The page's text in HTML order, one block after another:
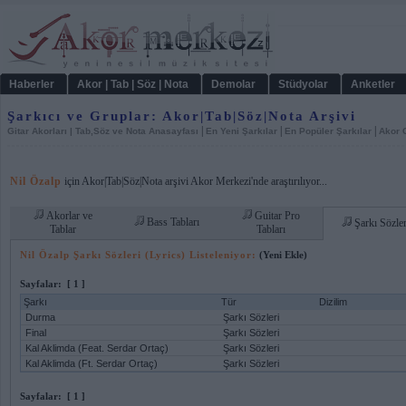
Haberler Akor | Tab | Söz | Nota Demolar Stüdyolar Anketler
Şarkıcı ve Gruplar: Akor|Tab|Söz|Nota Arşivi
Gitar Akorları | Tab,Söz ve Nota Anasayfası En Yeni Şarkılar En Popüler Şarkılar Akor
Nil Özalp için Akor|Tab|Söz|Nota arşivi Akor Merkezi'nde araştırılıyor...
Akorlar ve
Tablar
Bass Tabları
Guitar Pro
Tabları
Şarkı
Nil Özalp Şarkı Sözleri (Lyrics) Listeleniyor: (Yeni Ekle)
Sayfalar:
[ 1 ]
Şarkı
Tür
Dizilim
Durma
Şarkı Sözleri
Final
Şarkı Sözleri
Kal Aklimda (Feat. Serdar Ortaç)
Şarkı Sözleri
Kal Aklimda (Ft. Serdar Ortaç)
Şarkı Sözleri
Sayfalar: [ 1 ]